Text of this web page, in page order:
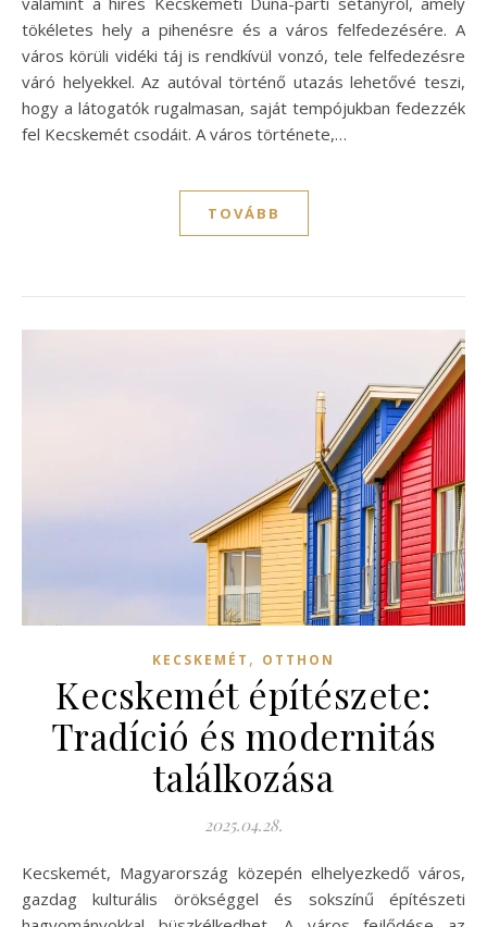
tökéletes hely a pihenésre és a város felfedezésére. A
város körüli vidéki táj is rendkívül vonzó, tele felfedezésre
váró helyekkel. Az autóval történő utazás lehetővé teszi,
hogy a látogatók rugalmasan, saját tempójukban fedezzék
fel Kecskemét csodáit. A város története,…
TOVÁBB
KECSKEMÉT , OTTHON
Kecskemét építészete:
Tradíció és modernitás
találkozása
2025.04.28.
Kecskemét, Magyarország közepén elhelyezkedő város,
gazdag kulturális örökséggel és sokszínű építészeti